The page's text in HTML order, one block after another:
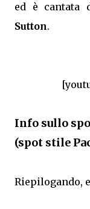
ed è cantata
Sutton.
Info sullo
(spot stile
Riepilogando,